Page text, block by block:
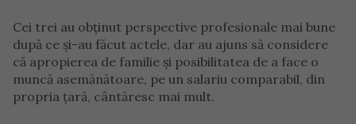
Cei trei au obținut perspective profesionale mai bune
după ce și-au făcut actele, dar au ajuns să considere
că apropierea de familie și posibilitatea de a face o
muncă asemănătoare, pe un salariu comparabil, din
propria țară, cântăresc mai mult.